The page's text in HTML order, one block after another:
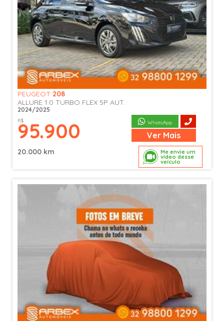
Me envie um
vídeo desse
veículo
PEUGEOT 208
ALLURE 1.0 TURBO FLEX 5P AUT.
2024/2025
R$
95.900 WhatsApp
Ver Mais
20.000 km